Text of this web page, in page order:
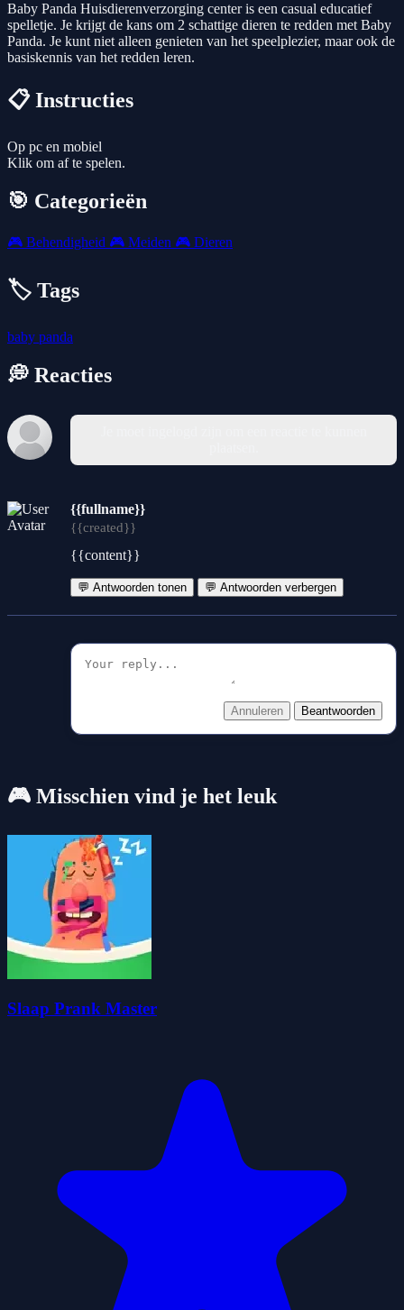
Baby Panda Huisdierenverzorging center is een casual educatief
spelletje. Je krijgt de kans om 2 schattige dieren te redden met Baby
Panda. Je kunt niet alleen genieten van het speelplezier, maar ook de
basiskennis van het redden leren.
📋 Instructies
Op pc en mobiel
Klik om af te spelen.
🎯 Categorieën
🎮 Behendigheid 🎮 Meiden 🎮 Dieren
🏷️ Tags
baby panda
💭 Reacties
{{fullname}}
{{created}}
{{content}}
💬 Antwoorden tonen 💬 Antwoorden verbergen
Annuleren Beantwoorden
🎮 Misschien vind je het leuk
Slaap Prank Master